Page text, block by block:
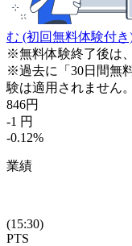
む (初回無料体験付き
※無料体験終了後は
※過去に「30日間無
験は適用されません。
846円
-1 円
-0.12%
業績
(15:30)
PTS